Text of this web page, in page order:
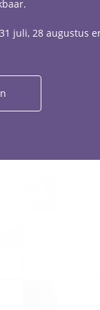
juli, 28 augustus